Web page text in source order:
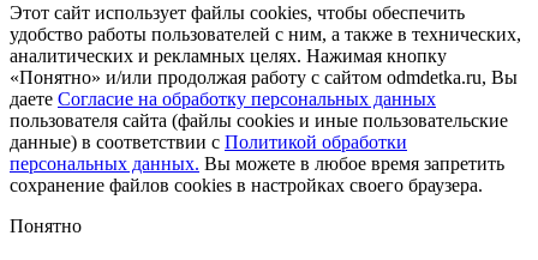
Этот сайт использует файлы cookies, чтобы обеспечить
удобство работы пользователей с ним, а также в технических,
аналитических и рекламных целях. Нажимая кнопку
«Понятно» и/или продолжая работу с сайтом odmdetka.ru, Вы
даете Согласие на обработку персональных данных
пользователя сайта (файлы cookies и иные пользовательские
данные) в соответствии с Политикой обработки
персональных данных. Вы можете в любое время запретить
сохранение файлов cookies в настройках своего браузера.
Понятно